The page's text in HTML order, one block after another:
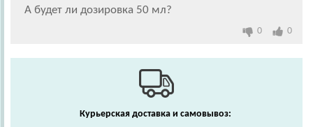
А будет ли дозировка 50 мл?
0 0
Курьерская доставка и самовывоз: